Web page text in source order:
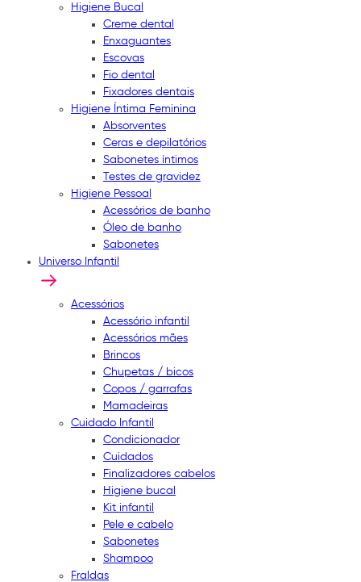
Higiene Bucal
Creme dental
Enxaguantes
Escovas
Fio dental
Fixadores dentais
Higiene Íntima Feminina
Absorventes
Ceras e depilatórios
Sabonetes íntimos
Testes de gravidez
Higiene Pessoal
Acessórios de banho
Óleo de banho
Sabonetes
Universo Infantil
Acessórios
Acessório infantil
Acessórios mães
Brincos
Chupetas / bicos
Copos / garrafas
Mamadeiras
Cuidado Infantil
Condicionador
Cuidados
Finalizadores cabelos
Higiene bucal
Kit infantil
Pele e cabelo
Sabonetes
Shampoo
Fraldas